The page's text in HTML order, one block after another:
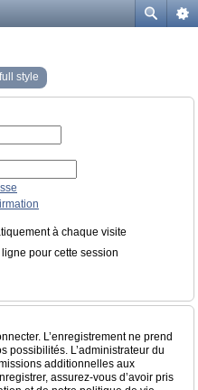
style
à chaque visite
pour cette session
L’enregistrement ne prend
possibilités. L’administrateur du
additionnelles aux
assurez-vous d’avoir pris